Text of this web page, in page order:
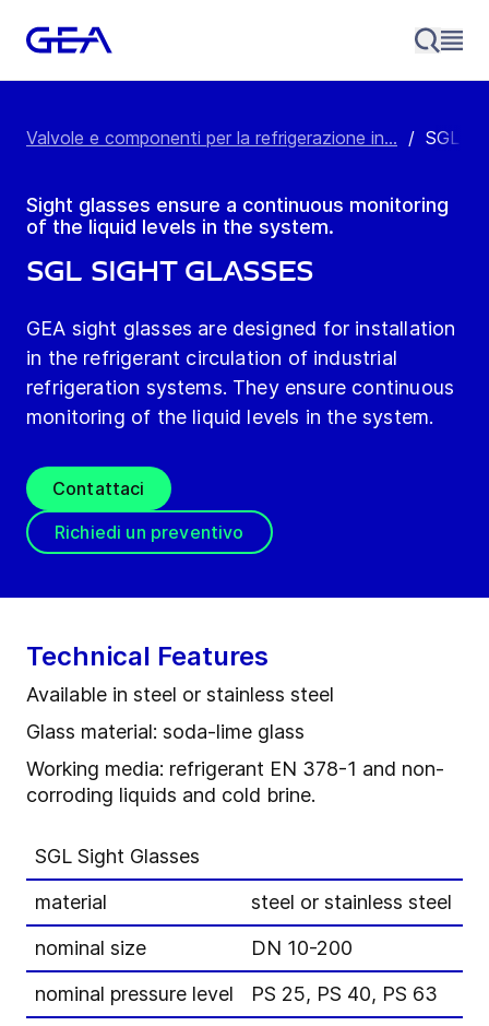
Valvole e componenti per la refrigerazione in... / SGL
Sight glasses ensure a continuous monitoring
of the liquid levels in the system.
SGL Sight Glasses
GEA sight glasses are designed for installation
in the refrigerant circulation of industrial
refrigeration systems. They ensure continuous
monitoring of the liquid levels in the system.
Contattaci
Richiedi un preventivo
Technical Features
Available in steel or stainless steel
Glass material: soda-lime glass
Working media: refrigerant EN 378-1 and non-
corroding liquids and cold brine.
SGL Sight Glasses
material
steel or stainless steel
nominal size
DN 10-200
nominal pressure level
PS 25, PS 40, PS 63